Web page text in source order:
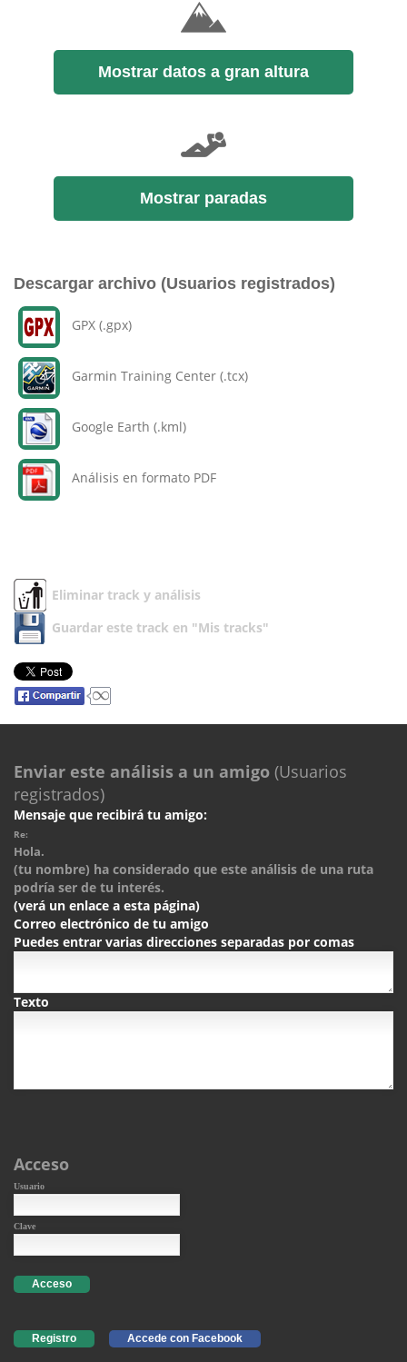
Mostrar datos a gran altura
Mostrar paradas
Descargar archivo (Usuarios registrados)
GPX (.gpx)
Garmin Training Center (.tcx)
Google Earth (.kml)
Análisis en formato PDF
Eliminar track y análisis
Guardar este track en "Mis tracks"
Enviar este análisis a un amigo (Usuarios
registrados)
Mensaje que recibirá tu amigo:
Re:
Hola.
(tu nombre) ha considerado que este análisis de una ruta
podría ser de tu interés.
(verá un enlace a esta página)
Correo electrónico de tu amigo
Puedes entrar varias direcciones separadas por comas
Texto
Acceso
Usuario
Clave
Acceso
Registro Accede con Facebook